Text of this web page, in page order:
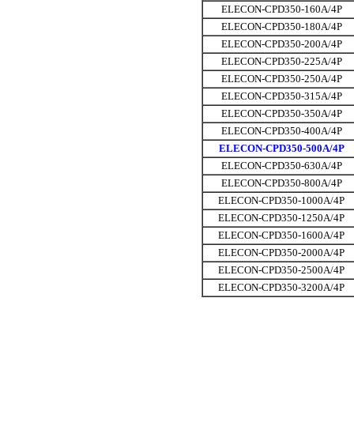
ELECON-CPD350-160A/4P
ELECON-CPD350-180A/4P
ELECON-CPD350-200A/4P
ELECON-CPD350-225A/4P
ELECON-CPD350-250A/4P
ELECON-CPD350-315A/4P
ELECON-CPD350-350A/4P
ELECON-CPD350-400A/4P
ELECON-CPD350-500A/4P
ELECON-CPD350-630A/4P
ELECON-CPD350-800A/4P
ELECON-CPD350-1000A/4P
ELECON-CPD350-1250A/4P
ELECON-CPD350-1600A/4P
ELECON-CPD350-2000A/4P
ELECON-CPD350-2500A/4P
ELECON-CPD350-3200A/4P